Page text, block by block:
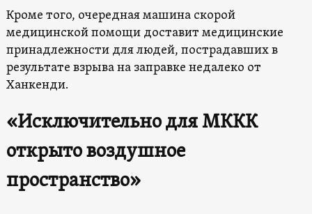
Кроме того, очередная машина скорой
медицинской помощи доставит медицинские
принадлежности для людей, пострадавших в
результате взрыва на заправке недалеко от
Ханкенди.
«Исключительно для МККК
открыто воздушное
пространство»